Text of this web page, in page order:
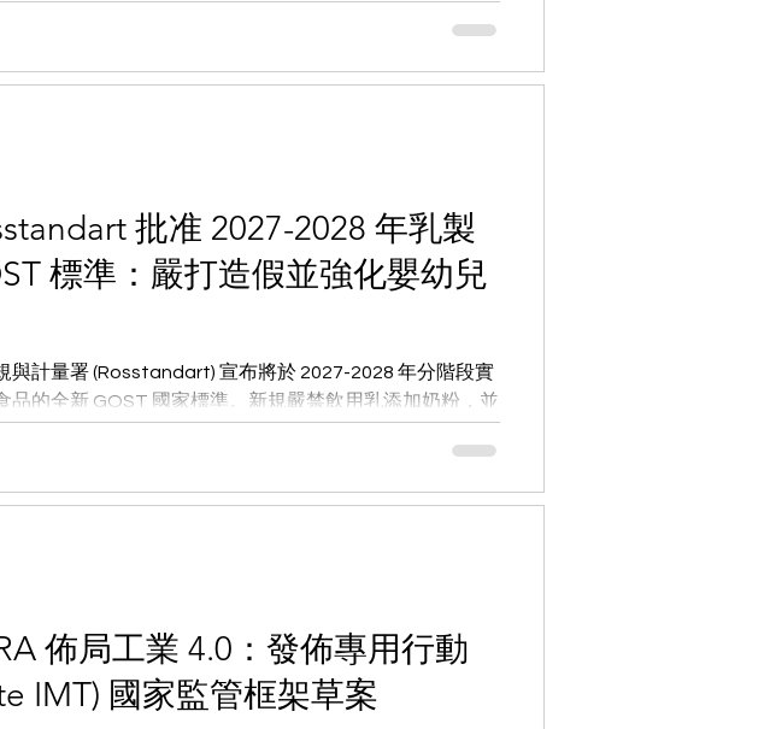
。
批准 2027-2028 年乳製
標準：嚴打造假並強化嬰幼兒
與計量署 (Rosstandart) 宣布將於 2027-2028 年分階段實
品的全新 GOST 國家標準。新規嚴禁飲用乳添加奶粉，並
EAEU 市場。
佈局工業 4.0：發佈專用行動
IMT) 國家監管框架草案